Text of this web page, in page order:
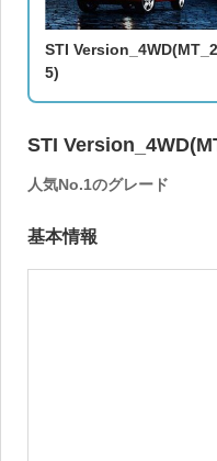
STI
5)
STI
人気No.1のグレード
基本情報